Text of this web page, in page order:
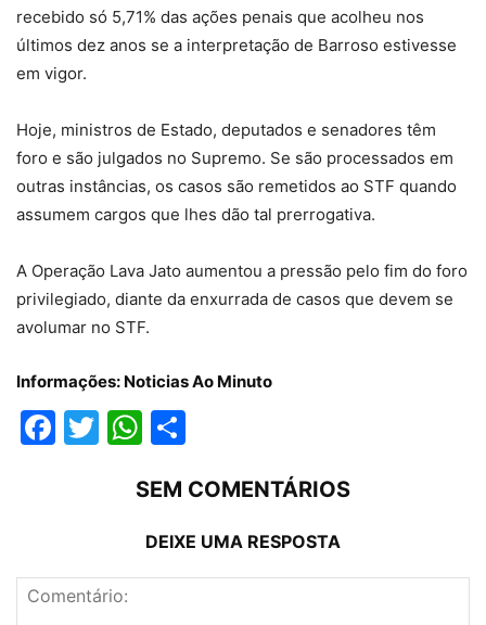
recebido só 5,71% das ações penais que acolheu nos
últimos dez anos se a interpretação de Barroso estivesse
em vigor.
Hoje, ministros de Estado, deputados e senadores têm
foro e são julgados no Supremo. Se são processados em
outras instâncias, os casos são remetidos ao STF quando
assumem cargos que lhes dão tal prerrogativa.
A Operação Lava Jato aumentou a pressão pelo fim do foro
privilegiado, diante da enxurrada de casos que devem se
avolumar no STF.
Informações: Noticias Ao Minuto
Facebook
TwitterWhatsApp
SEM COMENTÁRIOS
DEIXE UMA RESPOSTA